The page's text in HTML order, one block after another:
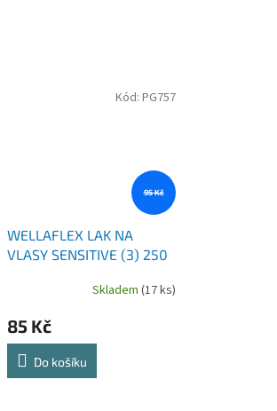
95 Kč
WELLAFLEX LAK NA
VLASY SENSITIVE (3) 250
Skladem (17 ks)
85 Kč
Do košíku
Kód: PG757